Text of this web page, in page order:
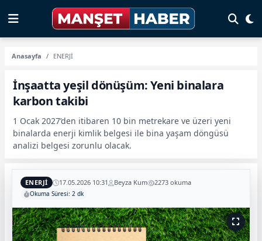
Anasayfa ENERJİ
İnşaatta yeşil dönüşüm: Yeni binalara
karbon takibi
1 Ocak 2027’den itibaren 10 bin metrekare ve üzeri yeni
binalarda enerji kimlik belgesi ile bina yaşam döngüsü
analizi belgesi zorunlu olacak.
ENERJİ 17.05.2026 10:31 Beyza Kum 2273 okuma
Okuma Süresi: 2 dk